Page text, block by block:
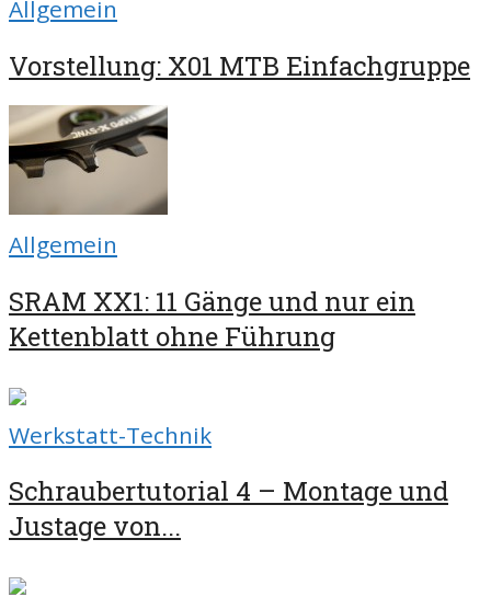
Allgemein
Vorstellung: X01 MTB Einfachgruppe
Allgemein
SRAM XX1: 11 Gänge und nur ein
Kettenblatt ohne Führung
Werkstatt-Technik
Schraubertutorial 4 – Montage und
Justage von...